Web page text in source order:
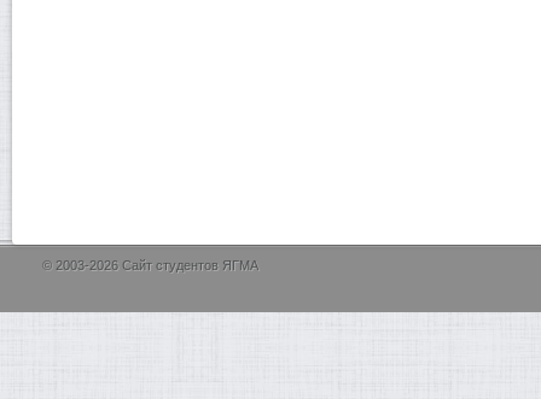
© 2003-2026 Сайт студентов ЯГМА